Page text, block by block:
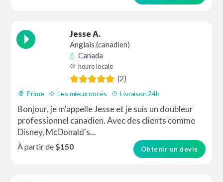
Jesse A.
Anglais (canadien)
Canada
heure locale
(2)
Prime Les mieux notés Livraison 24h
Bonjour, je m'appelle Jesse et je suis un doubleur
professionnel canadien. Avec des clients comme
Disney, McDonald's...
Obtenir un devis
À partir de $150